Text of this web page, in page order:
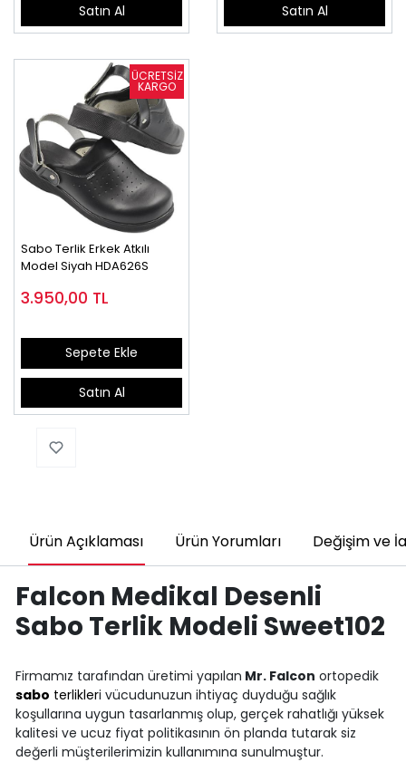
Satın Al Satın Al
Sabo Terlik Erkek Atkılı
Model Siyah HDA626S
3.950,00 TL
Sepete Ekle
Satın Al
Ürün Açıklaması Ürün Yorumları Değişim ve
Falcon Medikal Desenli
Sabo Terlik Modeli Sweet102
Firmamız tarafından üretimi yapılan Mr. Falcon ortopedik
sabo terlikleri vücudunuzun ihtiyaç duyduğu sağlık
koşullarına uygun tasarlanmış olup, gerçek rahatlığı yüksek
kalitesi ve ucuz fiyat politikasının ön planda tutarak siz
değerli müşterilerimizin kullanımına sunulmuştur.